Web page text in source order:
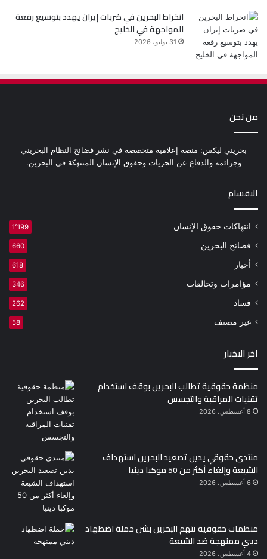
انخراط البحرين في ضربات إيران يهدد بتوسيع رقعة
المواجهة في الخليج
31 يوليو، 2026
من نحن
بحريني ليكس: منصة إعلامية متخصصة في نشر فضائح النظام البحريني
وجرائمه والدفاع عن الحريات وحقوق الإنسان المنتهكة في البحرين.
الاقسام
انتهاكات حقوق الإنسان 1٬199
فضائح البحرين 660
أخبار 618
مؤامرات وتحالفات 346
فساد 262
غير مصنف 58
اخر الاخبار
منظمة حقوقية تطالب البحرين بوقف استخدام
تقنيات المراقبة والتجسس
8 أغسطس، 2026
منتدى حقوقي يدين تصعيد البحرين استهداف
الشيعة وإلغاء أكثر من 50 موكبا دينيا
6 أغسطس، 2026
منظمات حقوقية تتهم البحرين بشن حملة اضطهاد
ديني ممنهجة ضد الشيعة
4 أغسطس، 2026